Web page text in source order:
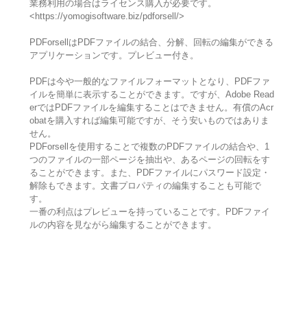
業務利用の場合はライセンス購入が必要です。
<https://yomogisoftware.biz/pdforsell/>
PDForsellはPDFファイルの結合、分解、回転の編集ができる
アプリケーションです。プレビュー付き。
PDFは今や一般的なファイルフォーマットとなり、PDFファ
イルを簡単に表示することができます。ですが、Adobe Read
erではPDFファイルを編集することはできません。有償のAcr
obatを購入すれば編集可能ですが、そう安いものではありま
せん。
PDForsellを使用することで複数のPDFファイルの結合や、1
つのファイルの一部ページを抽出や、あるページの回転をす
ることができます。また、PDFファイルにパスワード設定・
解除もできます。文書プロパティの編集することも可能で
す。
一番の利点はプレビューを持っていることです。PDFファイ
ルの内容を見ながら編集することができます。